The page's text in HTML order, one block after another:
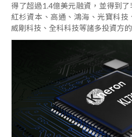
得了超過1.4億美元融資，並得到了
紅杉資本、高通、鴻海、光寶科技
威剛科技、全科科技等諸多投資方的